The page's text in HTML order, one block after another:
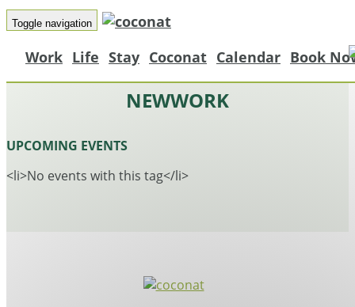
Toggle navigation
Work Life Stay Coconat Calendar Book
NEWWORK
UPCOMING EVENTS
<li>No events with this tag</li>